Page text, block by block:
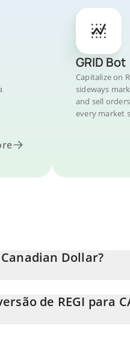
GRID Bot
Capitalize on
sideways
and sell
every market
Dollar?
CAD
de REGI para